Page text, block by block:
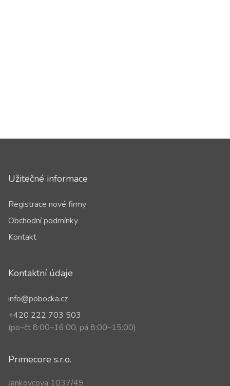
Užitečné informace
Registrace nové firmy
Obchodní podmínky
Kontakt
Kontaktní údaje
info@pobocka.cz
+420 222 703 503
(po–čt 8:00–16:00, pá 8:00–15:00)
Primecore s.r.o.
Jankovcova 1037/49